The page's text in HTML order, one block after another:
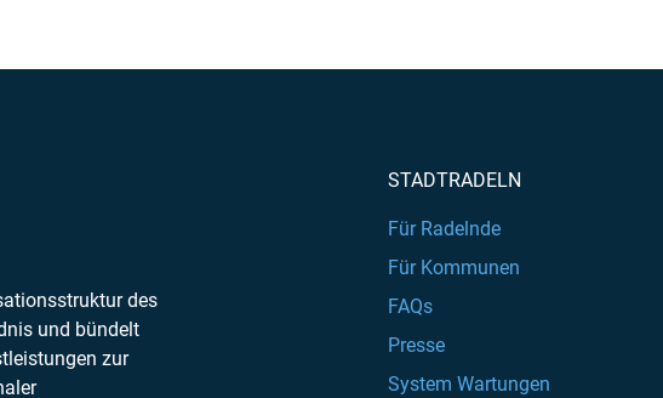
des
und bündelt
zur
STADTRADELN
Für Radelnde
Für Kommunen
FAQs
Presse
System Wartungen